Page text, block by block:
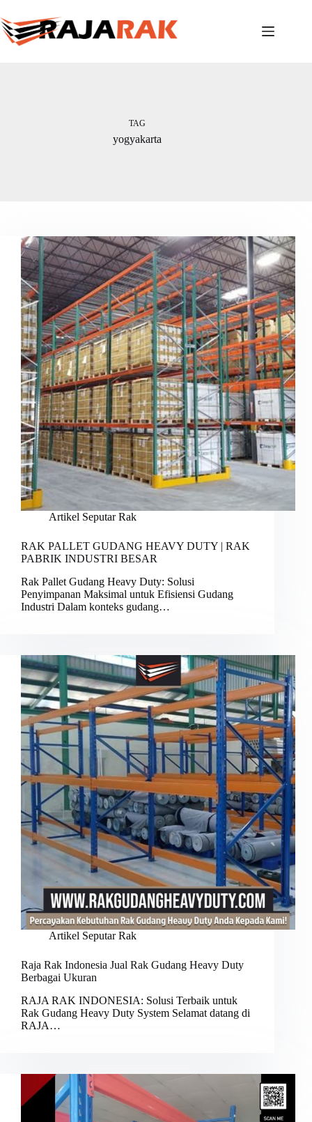
to
content
TAG
yogyakarta
Artikel Seputar Rak
RAK PALLET GUDANG HEAVY DUTY | RAK
PABRIK INDUSTRI BESAR
Rak Pallet Gudang Heavy Duty: Solusi
Penyimpanan Maksimal untuk Efisiensi Gudang
Industri Dalam konteks gudang…
Artikel Seputar Rak
Raja Rak Indonesia Jual Rak Gudang Heavy Duty
Berbagai Ukuran
RAJA RAK INDONESIA: Solusi Terbaik untuk
Rak Gudang Heavy Duty System Selamat datang di
RAJA…